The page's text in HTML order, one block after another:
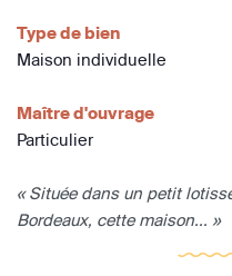
Type de bien
Maison individuelle
Maître d'ouvrage
Particulier
« Située dans un petit
Bordeaux, cette maison... »